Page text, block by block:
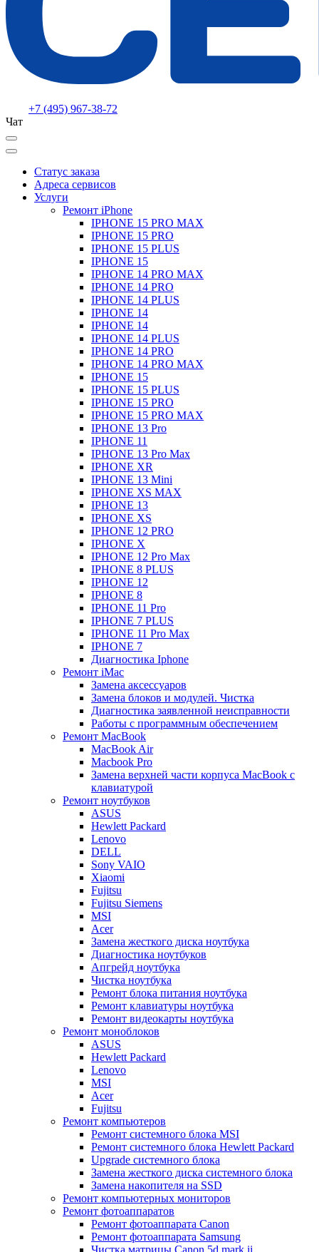
+7 (495) 967-38-72
Чат
Статус заказа
Адреса сервисов
Услуги
Ремонт iPhone
IPHONE 15 PRO MAX
IPHONE 15 PRO
IPHONE 15 PLUS
IPHONE 15
IPHONE 14 PRO MAX
IPHONE 14 PRO
IPHONE 14 PLUS
IPHONE 14
IPHONE 14
IPHONE 14 PLUS
IPHONE 14 PRO
IPHONE 14 PRO MAX
IPHONE 15
IPHONE 15 PLUS
IPHONE 15 PRO
IPHONE 15 PRO MAX
IPHONE 13 Pro
IPHONE 11
IPHONE 13 Pro Max
IPHONE XR
IPHONE 13 Mini
IPHONE XS MAX
IPHONE 13
IPHONE XS
IPHONE 12 PRO
IPHONE X
IPHONE 12 Pro Max
IPHONE 8 PLUS
IPHONE 12
IPHONE 8
IPHONE 11 Pro
IPHONE 7 PLUS
IPHONE 11 Pro Max
IPHONE 7
Диагностика Iphone
Ремонт iMac
Замена аксессуаров
Замена блоков и модулей. Чистка
Диагностика заявленной неисправности
Работы с программным обеспечением
Ремонт MacBook
MacBook Air
Macbook Pro
Замена верхней части корпуса MacBook с
клавиатурой
Ремонт ноутбуков
ASUS
Hewlett Packard
Lenovo
DELL
Sony VAIO
Xiaomi
Fujitsu
Fujitsu Siemens
MSI
Acer
Замена жесткого диска ноутбука
Диагностика ноутбуков
Апгрейд ноутбука
Чистка ноутбука
Ремонт блока питания ноутбука
Ремонт клавиатуры ноутбука
Ремонт видеокарты ноутбука
Ремонт моноблоков
ASUS
Hewlett Packard
Lenovo
MSI
Acer
Fujitsu
Ремонт компьютеров
Ремонт системного блока MSI
Ремонт системного блока Hewlett Packard
Upgrade системного блока
Замена жесткого диска системного блока
Замена накопителя на SSD
Ремонт компьютерных мониторов
Ремонт фотоаппаратов
Ремонт фотоаппарата Canon
Ремонт фотоаппарата Samsung
Чистка матрицы Canon 5d mark ii